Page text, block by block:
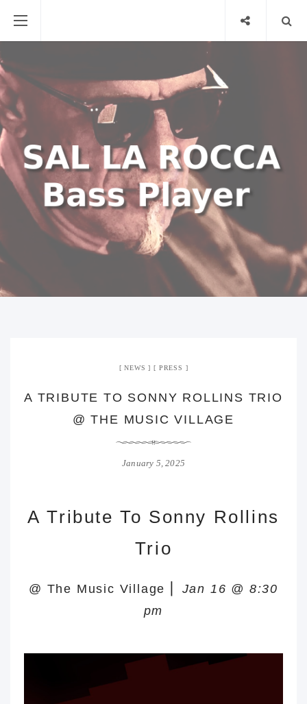
NEWS PRESS
A TRIBUTE TO SONNY ROLLINS TRIO
@ THE MUSIC VILLAGE
January 5, 2025
A Tribute To Sonny Rollins
Trio
@ The Music Village ⎜ Jan 16 @ 8:30
pm